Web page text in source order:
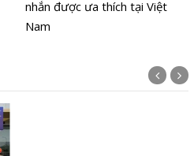
nhắn được ưa thích tại Việt
Nam